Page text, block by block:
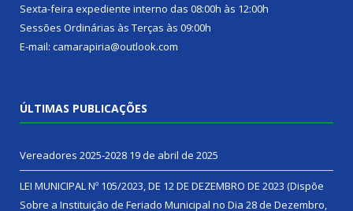
Sexta-feira expediente interno das 08:00h às 12:00h
Sessões Ordinárias às Terças às 09:00h
E-mail: camarapiria@outlook.com
ÚLTIMAS PUBLICAÇÕES
Vereadores 2025-2028 19 de abril de 2025
LEI MUNICIPAL Nº 105/2023, DE 12 DE DEZEMBRO DE 2023 (Dispõe
Sobre a Instituição de Feriado Municipal no Dia 28 de Dezembro,